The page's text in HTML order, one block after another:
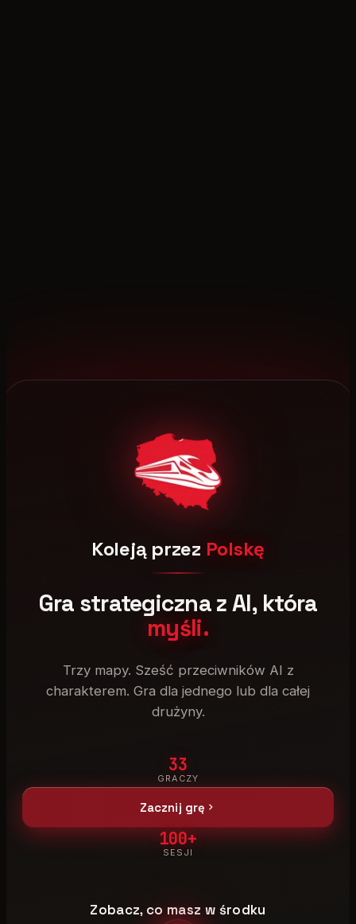
Koleją przez Polskę
Gra strategiczna z AI, która
myśli.
Trzy mapy. Sześć przeciwników AI z
charakterem. Gra dla jednego lub dla całej
drużyny.
33
GRACZY
Zacznij grę
100+
SESJI
Zobacz, co masz w środku